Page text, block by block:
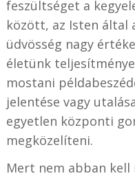
feszültséget a
között, az Isten által
üdvösség nagy
életünk
mostani
jelentése vagy
egyetlen központi
megközelíteni.
Mert nem abban kell